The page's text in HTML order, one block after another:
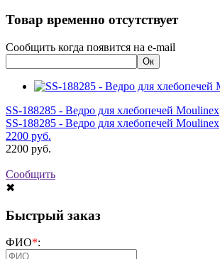
Товар временно отсутствует
Сообщить когда появится на e-mail
SS-188285 - Ведро для хлебопечей Moulinex
SS-188285 - Ведро для хлебопечей Moulinex
2200 руб.
2200 руб.
Сообщить
✖
Быстрый заказ
ФИО*: